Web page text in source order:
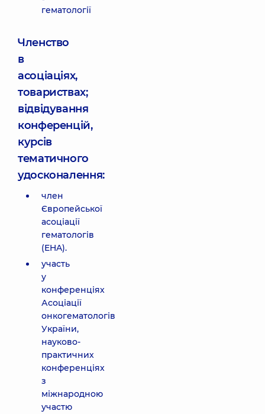
гематології
Членство
в
асоціаціях,
товариствах;
відвідування
конференцій,
курсів
тематичного
удосконалення:
член
Європейської
асоціації
гематологів
(EHA).
участь
у
конференціях
Асоціації
онкогематологів
України,
науково-
практичних
конференціях
з
міжнародною
участю